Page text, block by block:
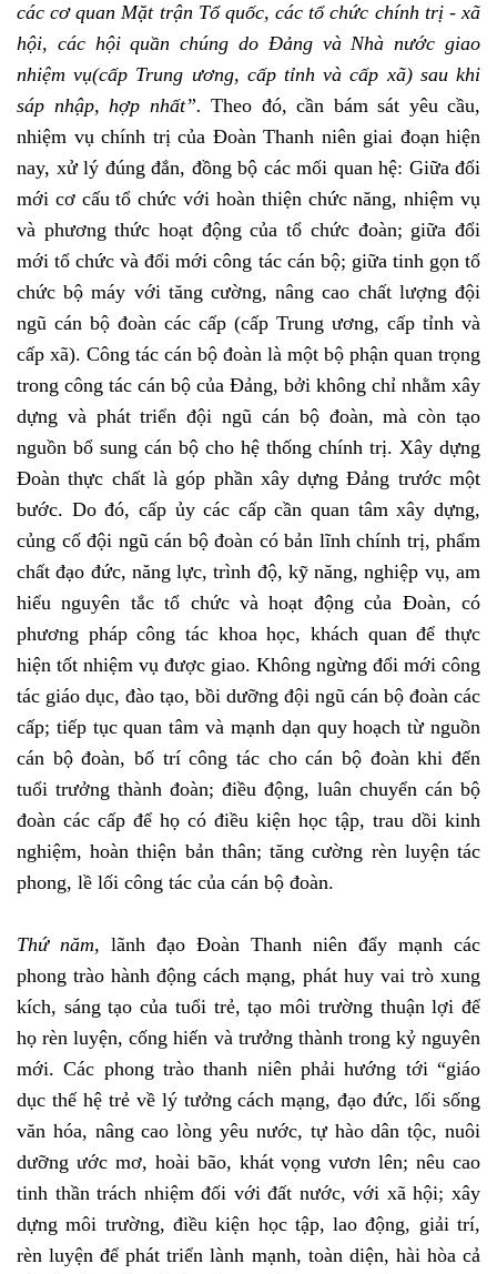
các cơ quan Mặt trận Tổ quốc, các tổ chức chính trị - xã
hội, các hội quần chúng do Đảng và Nhà nước giao
nhiệm vụ(cấp Trung ương, cấp tỉnh và cấp xã) sau khi
sáp nhập, hợp nhất”. Theo đó, cần bám sát yêu cầu,
nhiệm vụ chính trị của Đoàn Thanh niên giai đoạn hiện
nay, xử lý đúng đắn, đồng bộ các mối quan hệ: Giữa đổi
mới cơ cấu tổ chức với hoàn thiện chức năng, nhiệm vụ
và phương thức hoạt động của tổ chức đoàn; giữa đổi
mới tổ chức và đổi mới công tác cán bộ; giữa tinh gọn tổ
chức bộ máy với tăng cường, nâng cao chất lượng đội
ngũ cán bộ đoàn các cấp (cấp Trung ương, cấp tỉnh và
cấp xã). Công tác cán bộ đoàn là một bộ phận quan trọng
trong công tác cán bộ của Đảng, bởi không chỉ nhằm xây
dựng và phát triển đội ngũ cán bộ đoàn, mà còn tạo
nguồn bổ sung cán bộ cho hệ thống chính trị. Xây dựng
Đoàn thực chất là góp phần xây dựng Đảng trước một
bước. Do đó, cấp ủy các cấp cần quan tâm xây dựng,
củng cố đội ngũ cán bộ đoàn có bản lĩnh chính trị, phẩm
chất đạo đức, năng lực, trình độ, kỹ năng, nghiệp vụ, am
hiểu nguyên tắc tổ chức và hoạt động của Đoàn, có
phương pháp công tác khoa học, khách quan để thực
hiện tốt nhiệm vụ được giao. Không ngừng đổi mới công
tác giáo dục, đào tạo, bồi dưỡng đội ngũ cán bộ đoàn các
cấp; tiếp tục quan tâm và mạnh dạn quy hoạch từ nguồn
cán bộ đoàn, bố trí công tác cho cán bộ đoàn khi đến
tuổi trưởng thành đoàn; điều động, luân chuyển cán bộ
đoàn các cấp để họ có điều kiện học tập, trau dồi kinh
nghiệm, hoàn thiện bản thân; tăng cường rèn luyện tác
phong, lề lối công tác của cán bộ đoàn.
Thứ năm, lãnh đạo Đoàn Thanh niên đẩy mạnh các
phong trào hành động cách mạng, phát huy vai trò xung
kích, sáng tạo của tuổi trẻ, tạo môi trường thuận lợi để
họ rèn luyện, cống hiến và trưởng thành trong kỷ nguyên
mới. Các phong trào thanh niên phải hướng tới “giáo
dục thế hệ trẻ về lý tưởng cách mạng, đạo đức, lối sống
văn hóa, nâng cao lòng yêu nước, tự hào dân tộc, nuôi
dưỡng ước mơ, hoài bão, khát vọng vươn lên; nêu cao
tinh thần trách nhiệm đối với đất nước, với xã hội; xây
dựng môi trường, điều kiện học tập, lao động, giải trí,
rèn luyện để phát triển lành mạnh, toàn diện, hài hòa cả